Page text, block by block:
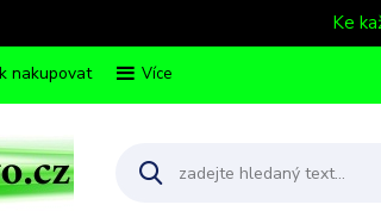
Ke
nakupovat Více